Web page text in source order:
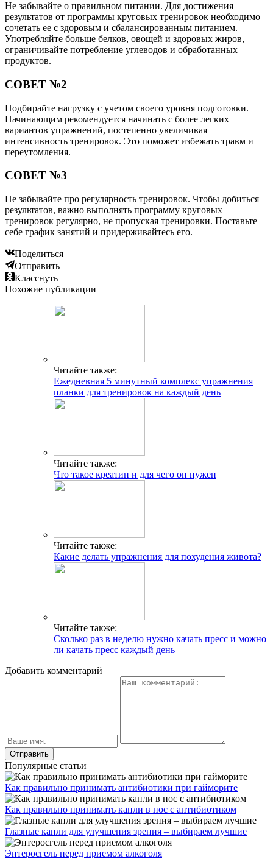
Не забывайте о правильном питании. Для достижения
результатов от программы круговых тренировок необходимо
сочетать ее с здоровым и сбалансированным питанием.
Употребляйте больше белков, овощей и здоровых жиров,
ограничивайте потребление углеводов и обработанных
продуктов.
СОВЕТ №2
Подбирайте нагрузку с учетом своего уровня подготовки.
Начинающим рекомендуется начинать с более легких
вариантов упражнений, постепенно увеличивая
интенсивность тренировок. Это поможет избежать травм и
переутомления.
СОВЕТ №3
Не забывайте про регулярность тренировок. Чтобы добиться
результатов, важно выполнять программу круговых
тренировок регулярно, не пропуская тренировки. Поставьте
себе график занятий и придерживайтесь его.
Поделиться
Отправить
Класснуть
Похожие публикации
Читайте также:
Ежедневная 5 минутный комплекс упражнения
планки для тренировок на каждый день
Читайте также:
Что такое креатин и для чего он нужен
Читайте также:
Какие делать упражнения для похудения живота?
Читайте также:
Сколько раз в неделю нужно качать пресс и можно
ли качать пресс каждый день
Добавить комментарий
Популярные статьи
Как правильно принимать антибиотики при гайморите
Как правильно принимать капли в нос с антибиотиком
Глазные капли для улучшения зрения – выбираем лучшие
Энтеросгель перед приемом алкоголя